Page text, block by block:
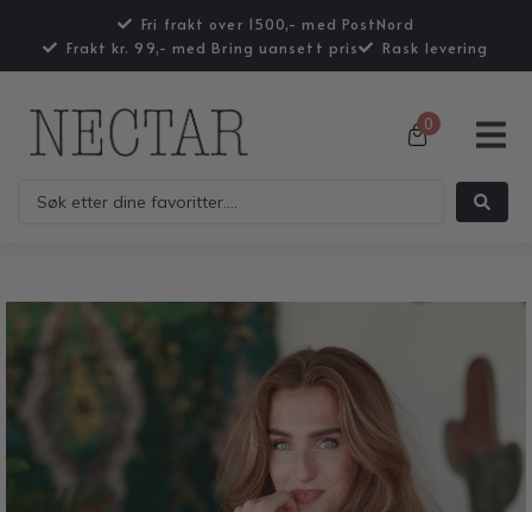
Fri frakt over 1500,- med PostNord
Frakt kr. 99,- med Bring uansett pris
Rask levering
0